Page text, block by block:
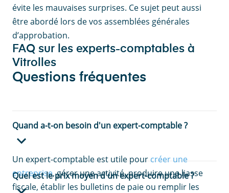
évite les mauvaises surprises. Ce sujet peut aussi
être abordé lors de vos assemblées générales
d’approbation.
FAQ sur les experts-comptables à
Vitrolles
Questions fréquentes
Quand a-t-on besoin d'un expert-comptable ?
Un expert-comptable est utile pour créer une
entreprise, gérer une activité, produire une liasse
fiscale, établir les bulletins de paie ou remplir les
Quel est le prix moyen d'un expert-comptable ?